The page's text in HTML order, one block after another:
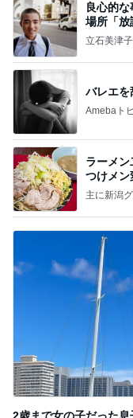
良心的
場所「放
実の
立石美津
バレエを
Amebaト
ラーメ
つけメン
主に新潟
2歳まで女の子だった息